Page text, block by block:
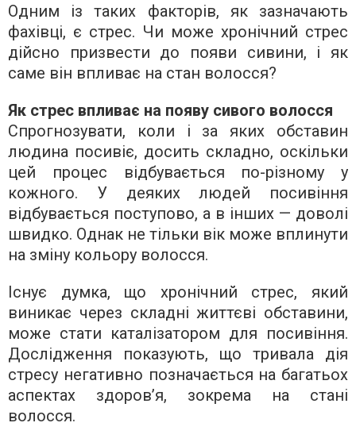
Одним із таких факторів, як зазначають
фахівці, є стрес. Чи може хронічний стрес
дійсно призвести до появи сивини, і як
саме він впливає на стан волосся?
Як стрес впливає на появу сивого волосся
Спрогнозувати, коли і за яких обставин
людина посивіє, досить складно, оскільки
цей процес відбувається по-різному у
кожного. У деяких людей посивіння
відбувається поступово, а в інших — доволі
швидко. Однак не тільки вік може вплинути
на зміну кольору волосся.
Існує думка, що хронічний стрес, який
виникає через складні життєві обставини,
може стати каталізатором для посивіння.
Дослідження показують, що тривала дія
стресу негативно позначається на багатьох
аспектах здоров’я, зокрема на стані
волосся.